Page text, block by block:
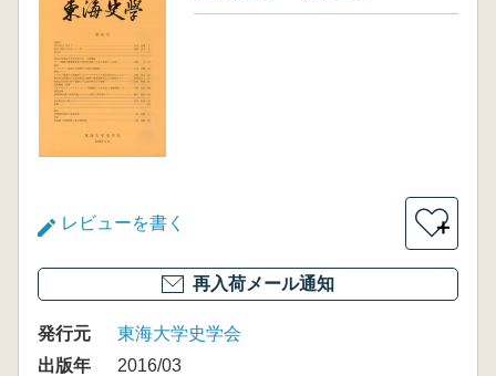
レビューを書く ＋
再入荷メール通知
発行元
東海大学史学会
出版年
2016/03